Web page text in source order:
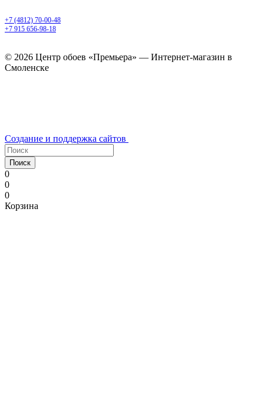
+7 (4812) 70-00-48
+7 915 656-98-18
© 2026 Центр обоев «Премьера» — Интернет-магазин в
Смоленске
Создание и поддержка сайтов
Поиск
0
0
0
Корзина